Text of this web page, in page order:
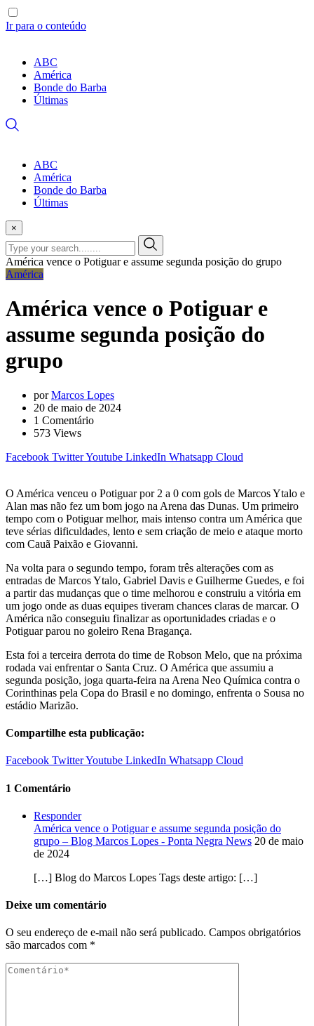
Ir para o conteúdo
ABC
América
Bonde do Barba
Últimas
ABC
América
Bonde do Barba
Últimas
×
América vence o Potiguar e assume segunda posição do grupo
América
América vence o Potiguar e
assume segunda posição do
grupo
porMarcos Lopes
20 de maio de 2024
1 Comentário
573 Views
Facebook TwitterYoutube LinkedIn Whatsapp Cloud
O América venceu o Potiguar por 2 a 0 com gols de Marcos Ytalo e
Alan mas não fez um bom jogo na Arena das Dunas. Um primeiro
tempo com o Potiguar melhor, mais intenso contra um América que
teve sérias dificuldades, lento e sem criação de meio e ataque morto
com Cauã Paixão e Giovanni.
Na volta para o segundo tempo, foram três alterações com as
entradas de Marcos Ytalo, Gabriel Davis e Guilherme Guedes, e foi
a partir das mudanças que o time melhorou e construiu a vitória em
um jogo onde as duas equipes tiveram chances claras de marcar. O
América não conseguiu finalizar as oportunidades criadas e o
Potiguar parou no goleiro Rena Bragança.
Esta foi a terceira derrota do time de Robson Melo, que na próxima
rodada vai enfrentar o Santa Cruz. O América que assumiu a
segunda posição, joga quarta-feira na Arena Neo Química contra o
Corinthinas pela Copa do Brasil e no domingo, enfrenta o Sousa no
estádio Marizão.
Compartilhe esta publicação:
Facebook TwitterYoutube LinkedIn Whatsapp Cloud
1 Comentário
Responder
América vence o Potiguar e assume segunda posição do
grupo – Blog Marcos Lopes - Ponta Negra News 20 de maio
de 2024
[…] Blog do Marcos Lopes Tags deste artigo: […]
Deixe um comentário
O seu endereço de e-mail não será publicado. Campos obrigatórios
são marcados com *